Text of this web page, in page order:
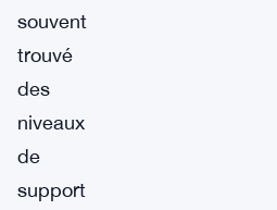
souvent
trouvé
des
niveaux
de
support